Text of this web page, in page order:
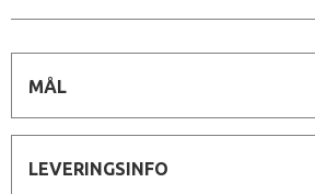
MÅL
LEVERINGSINFO